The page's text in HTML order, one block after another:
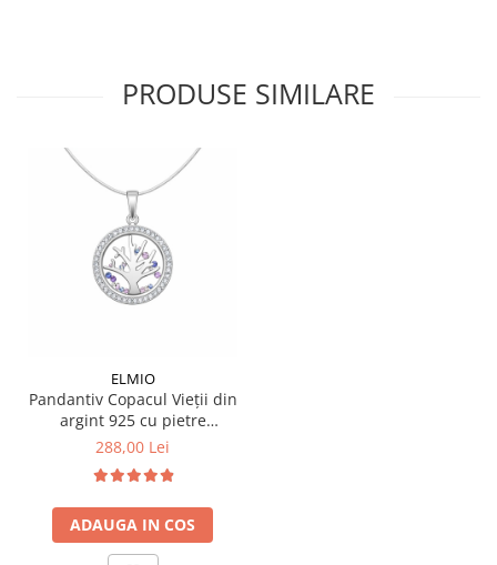
PRODUSE SIMILARE
ELMIO
Pandantiv Copacul Vieții din
argint 925 cu pietre
colorate
288,00 Lei
ADAUGA IN COS